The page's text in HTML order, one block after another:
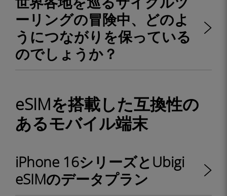
ーリングの冒険中、どのよ
うにつながりを保っている
のでしょうか？
eSIMを搭載した互換性の
あるモバイル端末
iPhone 16シリーズとUbigi
eSIMのデータプラン